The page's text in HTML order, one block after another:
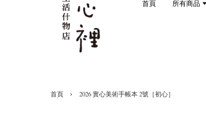
首頁 所有商品
首頁 › 2026 實心美術手帳本 2號［初心］